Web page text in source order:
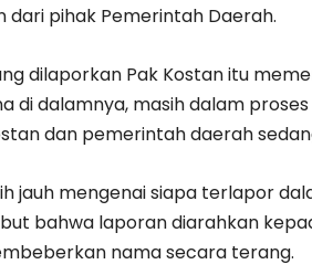
dari pihak Pemerintah Daerah.
dilaporkan Pak Kostan itu
di dalamnya, masih dalam
dan pemerintah daerah
jauh mengenai siapa terlapor
bahwa laporan diarahkan
nama secara terang.